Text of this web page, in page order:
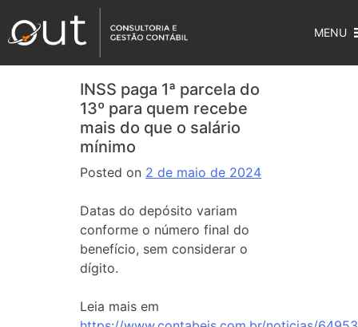
MENU
INSS paga 1ª parcela do
13º para quem recebe
mais do que o salário
mínimo
Posted on 2 de maio de 2024
Datas do depósito variam
conforme o número final do
benefício, sem considerar o
dígito.
Leia mais em